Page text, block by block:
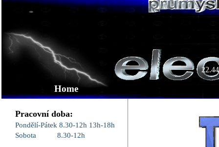
Home
Pracovní doba:
Pondělí-Pátek 8.30-12h 13h-18h
Sobota
8.30-12h